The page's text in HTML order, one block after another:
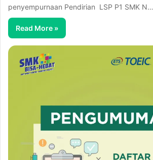
penyempurnaan Pendirian LSP P1 SMK N…
Read More »